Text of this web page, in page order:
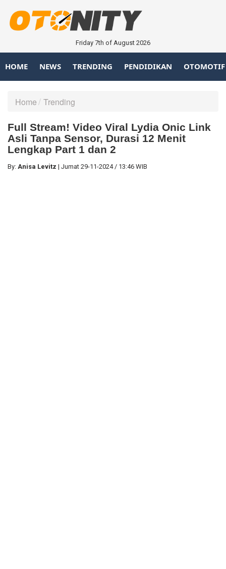
Friday 7th of August 2026
HOME NEWS TRENDING PENDIDIKAN OTOMOTIF
Home Trending
Full Stream! Video Viral Lydia Onic Link
Asli Tanpa Sensor, Durasi 12 Menit
Lengkap Part 1 dan 2
By: Anisa Levitz | Jumat 29-11-2024 / 13:46 WIB